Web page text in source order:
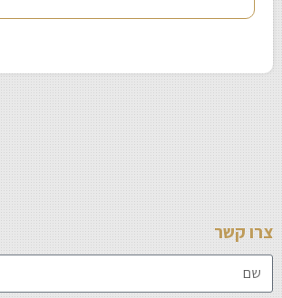
צרו קשר